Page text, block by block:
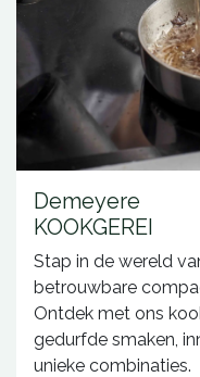
Demeyere
KOOKGEREI
Stap in de wereld
betrouwbare
Ontdek met ons
gedurfde smaken,
unieke combinaties.